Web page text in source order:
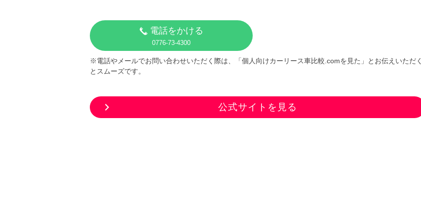
電話をかける
0776-73-4300
※電話やメールでお問い合わせいただく際は、「個人向けカーリース車比較.comを見た」とお伝えいただく
とスムーズです。
公式サイトを見る